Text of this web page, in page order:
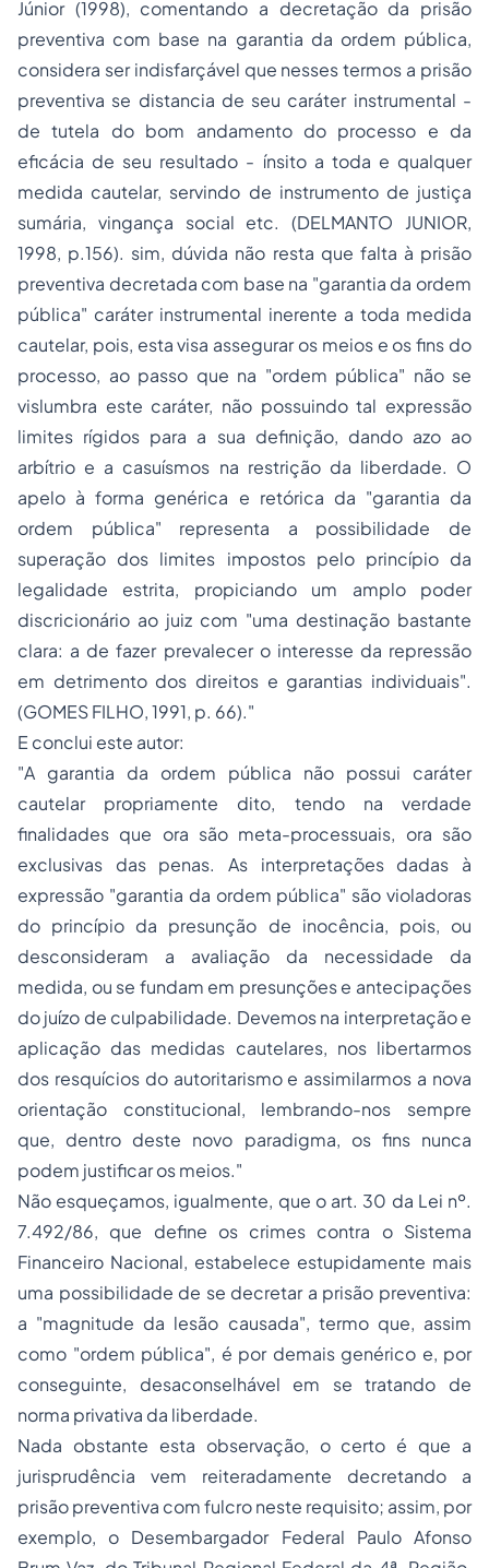
Júnior (1998), comentando a decretação da prisão
preventiva com base na garantia da ordem pública,
considera ser indisfarçável que nesses termos a prisão
preventiva se distancia de seu caráter instrumental -
de tutela do bom andamento do processo e da
eficácia de seu resultado - ínsito a toda e qualquer
medida cautelar, servindo de instrumento de justiça
sumária, vingança social etc. (DELMANTO JUNIOR,
1998, p.156). sim, dúvida não resta que falta à prisão
preventiva decretada com base na "garantia da ordem
pública" caráter instrumental inerente a toda medida
cautelar, pois, esta visa assegurar os meios e os fins do
processo, ao passo que na "ordem pública" não se
vislumbra este caráter, não possuindo tal expressão
limites rígidos para a sua definição, dando azo ao
arbítrio e a casuísmos na restrição da liberdade. O
apelo à forma genérica e retórica da "garantia da
ordem pública" representa a possibilidade de
superação dos limites impostos pelo princípio da
legalidade estrita, propiciando um amplo poder
discricionário ao juiz com "uma destinação bastante
clara: a de fazer prevalecer o interesse da repressão
em detrimento dos direitos e garantias individuais".
(GOMES FILHO, 1991, p. 66)."
E conclui este autor:
"A garantia da ordem pública não possui caráter
cautelar propriamente dito, tendo na verdade
finalidades que ora são meta-processuais, ora são
exclusivas das penas. As interpretações dadas à
expressão "garantia da ordem pública" são violadoras
do princípio da presunção de inocência, pois, ou
desconsideram a avaliação da necessidade da
medida, ou se fundam em presunções e antecipações
do juízo de culpabilidade. Devemos na interpretação e
aplicação das medidas cautelares, nos libertarmos
dos resquícios do autoritarismo e assimilarmos a nova
orientação constitucional, lembrando-nos sempre
que, dentro deste novo paradigma, os fins nunca
podem justificar os meios."
Não esqueçamos, igualmente, que o art. 30 da Lei nº.
7.492/86, que define os crimes contra o Sistema
Financeiro Nacional, estabelece estupidamente mais
uma possibilidade de se decretar a prisão preventiva:
a "magnitude da lesão causada", termo que, assim
como "ordem pública", é por demais genérico e, por
conseguinte, desaconselhável em se tratando de
norma privativa da liberdade.
Nada obstante esta observação, o certo é que a
jurisprudência vem reiteradamente decretando a
prisão preventiva com fulcro neste requisito; assim, por
exemplo, o Desembargador Federal Paulo Afonso